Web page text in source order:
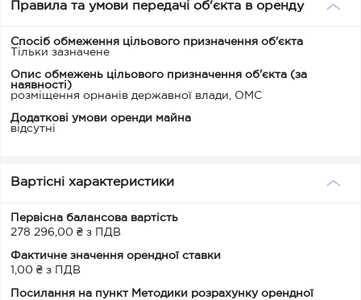
Правила та умови передачі об'єкта в оренду
Спосіб обмеження цільового призначення об'єкта
Тільки зазначене
Опис обмежень цільового призначення об'єкта (за
наявності)
розміщення орнанів державної влади, ОМС
Додаткові умови оренди майна
відсутні
Вартісні характеристики
Первісна балансова вартість
278 296,00 ₴ з ПДВ
Фактичне значення орендної ставки
1,00 ₴ з ПДВ
Посилання на пункт Методики розрахунку орендної